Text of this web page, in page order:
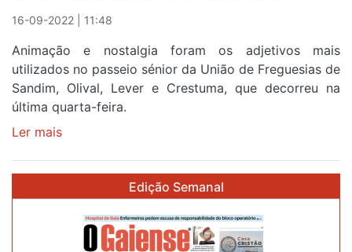
16-09-2022 | 11:48
Animação e nostalgia foram os adjetivos mais
utilizados no passeio sénior da União de Freguesias de
Sandim, Olival, Lever e Crestuma, que decorreu na
última quarta-feira.
Ler mais
ABENÇOADO
Edição Semanal